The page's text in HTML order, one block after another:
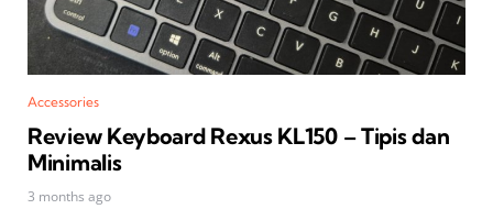
Accessories
Review Keyboard Rexus KL150 – Tipis dan
Minimalis
3 months ago